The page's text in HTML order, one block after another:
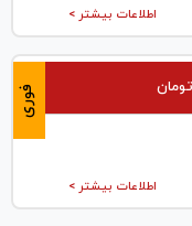
اطلاعات بیشتر >
فوری
اطلاعات بیشتر >